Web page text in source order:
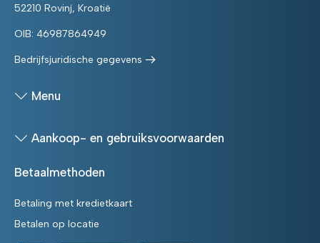
52210 Rovinj, Kroatië
OIB: 46987864949
Bedrijfsjuridische gegevens
Menu
Aankoop- en gebruiksvoorwaarden
Betaalmethoden
Betaling met kredietkaart
Betalen op locatie